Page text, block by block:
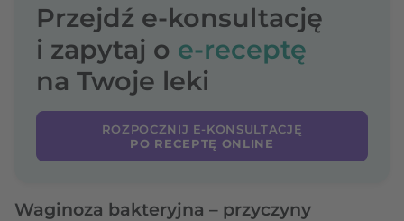
Przejdź e-konsultację
i zapytaj o e-receptę
na Twoje leki
ROZPOCZNIJ E-KONSULTACJĘ
PO RECEPTĘ ONLINE
Waginoza bakteryjna – przyczyny